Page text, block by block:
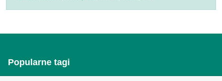
Popularne tagi